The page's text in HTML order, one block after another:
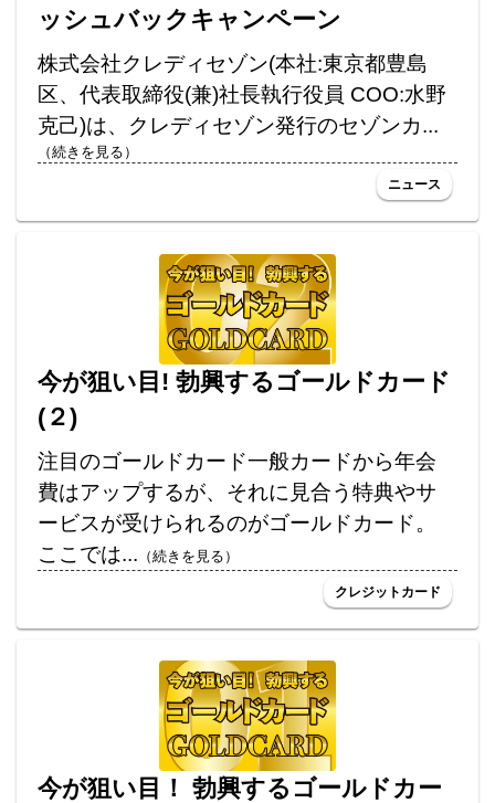
ッシュバックキャンペーン
株式会社クレディセゾン(本社:東京都豊島
区、代表取締役(兼)社長執行役員 COO:水野
克己)は、クレディセゾン発行のセゾンカ...
（続きを見る）
ニュース
今が狙い目! 勃興するゴールドカード
(２)
注目のゴールドカード一般カードから年会
費はアップするが、それに見合う特典やサ
ービスが受けられるのがゴールドカード。
ここでは... （続きを見る）
クレジットカード
今が狙い目！ 勃興するゴールドカー